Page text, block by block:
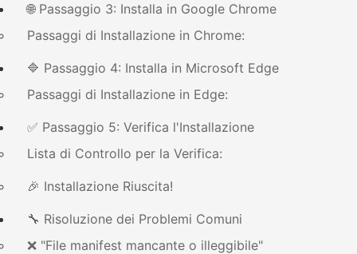
🌐 Passaggio 3: Installa in Google Chrome
Passaggi di Installazione in Chrome:
🔷 Passaggio 4: Installa in Microsoft Edge
Passaggi di Installazione in Edge:
✅ Passaggio 5: Verifica l'Installazione
Lista di Controllo per la Verifica:
🎉 Installazione Riuscita!
🔧 Risoluzione dei Problemi Comuni
❌ "File manifest mancante o illeggibile"